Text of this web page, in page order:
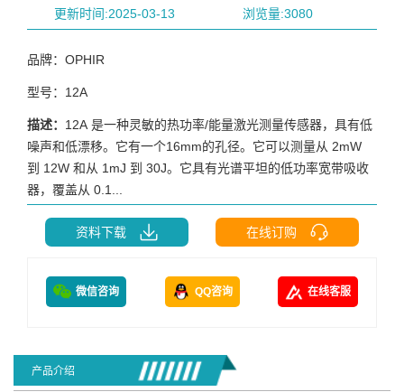
更新时间:2025-03-13 浏览量:3080
品牌：OPHIR
型号：12A
描述： 12A 是一种灵敏的热功率/能量激光测量传感器，具有低
噪声和低漂移。它有一个16mm的孔径。它可以测量从 2mW
到 12W 和从 1mJ 到 30J。它具有光谱平坦的低功率宽带吸收
器，覆盖从 0.1...
资料下载 在线订购
微信咨询 QQ咨询 在线客服
产品介绍